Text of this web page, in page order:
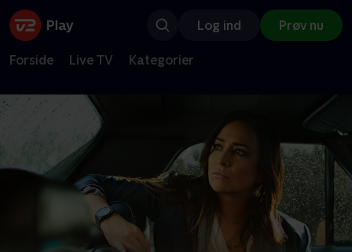
Log ind Prøv nu
Forside Live TV Kategorier